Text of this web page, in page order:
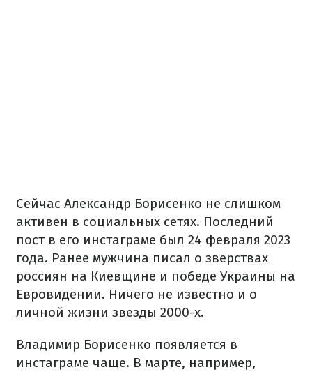
Сейчас Александр Борисенко не слишком
активен в социальных сетях. Последний
пост в его инстаграме был 24 февраля 2023
года. Ранее мужчина писал о зверствах
россиян на Киевщине и победе Украины на
Евровидении. Ничего не известно и о
личной жизни звезды 2000-х.
Владимир Борисенко появляется в
инстаграме чаще. В марте, например,